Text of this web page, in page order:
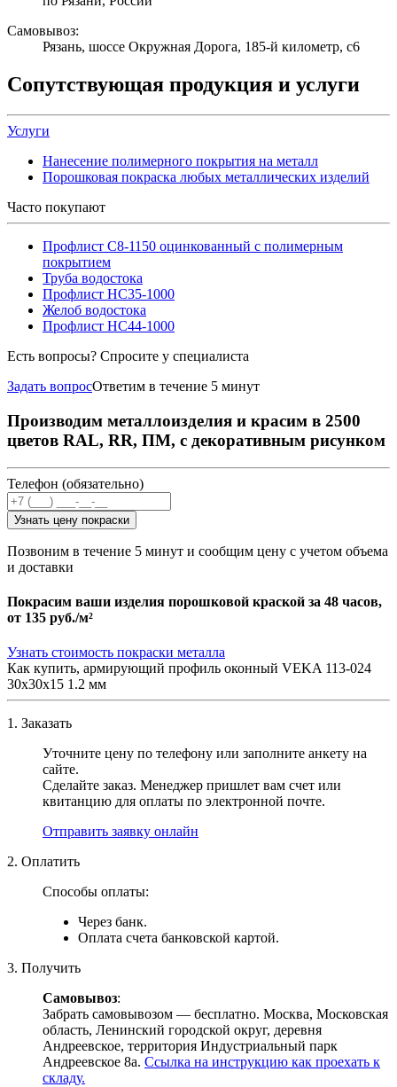
Самовывоз:
Рязань, шоссе Окружная Дорога, 185-й километр, с6
Сопутствующая продукция и услуги
Услуги
Нанесение полимерного покрытия на металл
Порошковая покраска любых металлических изделий
Часто покупают
Профлист С8-1150 оцинкованный с полимерным
покрытием
Труба водостока
Профлист НС35-1000
Желоб водостока
Профлист НС44-1000
Есть вопросы? Спросите у специалиста
Задать вопросОтветим в течение 5 минут
Производим металлоизделия и красим в 2500
цветов RAL, RR, ПМ, с декоративным рисунком
Телефон (обязательно)
Узнать цену покраски
Позвоним в течение 5 минут и сообщим цену с учетом объема
и доставки
Покрасим ваши изделия порошковой краской за 48 часов,
от 135 руб./м²
Узнать стоимость покраски металла
Как купить, армирующий профиль оконный VEKA 113-024
30х30х15 1.2 мм
1. Заказать
Уточните цену по телефону или заполните анкету на
сайте.
Сделайте заказ. Менеджер пришлет вам счет или
квитанцию для оплаты по электронной почте.
Отправить заявку онлайн
2. Оплатить
Способы оплаты:
Через банк.
Оплата счета банковской картой.
3. Получить
Самовывоз:
Забрать самовывозом — бесплатно. Москва, Московская
область, Ленинский городской округ, деревня
Андреевское, территория Индустриальный парк
Андреевское 8а. Ссылка на инструкцию как проехать к
складу.